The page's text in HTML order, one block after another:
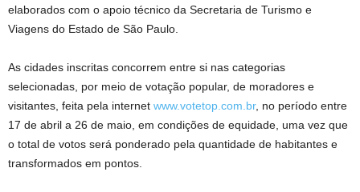
elaborados com o apoio técnico da Secretaria de Turismo e
Viagens do Estado de São Paulo.
As cidades inscritas concorrem entre si nas categorias
selecionadas, por meio de votação popular, de moradores e
visitantes, feita pela internet www.votetop.com.br, no período entre
17 de abril a 26 de maio, em condições de equidade, uma vez que
o total de votos será ponderado pela quantidade de habitantes e
transformados em pontos.